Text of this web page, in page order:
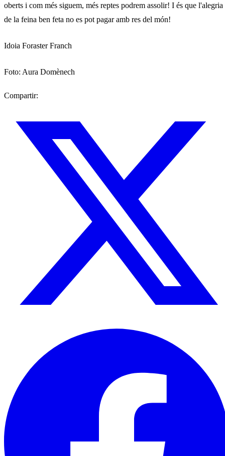
oberts i com més siguem, més reptes podrem assolir! I és que l'alegria
de la feina ben feta no es pot pagar amb res del món!
Idoia Foraster Franch
Foto: Aura Domènech
Compartir: